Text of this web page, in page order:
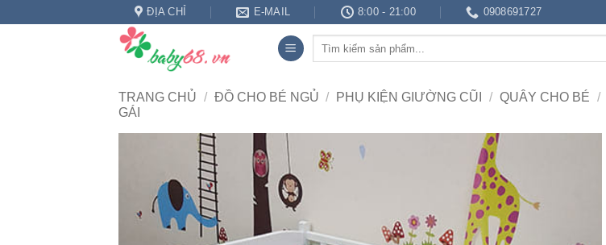
ĐỊA CHỈ E-MAIL 8:00 - 21:00 0908691727
Tìm
TRANG CHỦ / ĐỒ CHO BÉ NGỦ / PHỤ KIỆN GIƯỜNG CŨI / QUÂY CHO BÉ /
GÁI